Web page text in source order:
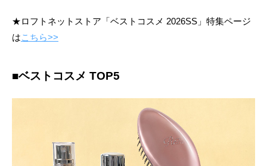
★ロフトネットストア「ベストコスメ 2026SS」特集ページ
はこちら>>
■ベストコスメ TOP5